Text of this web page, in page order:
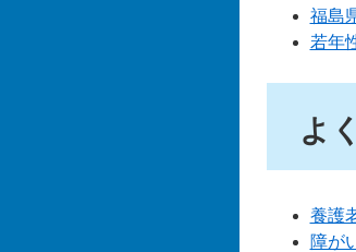
福島
若年
よ
養護
障が